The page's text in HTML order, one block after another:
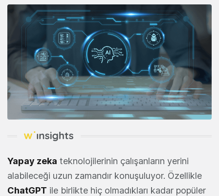
Yapay zeka teknolojilerinin çalışanların yerini
alabileceği uzun zamandır konuşuluyor. Özellikle
ChatGPT ile birlikte hiç olmadıkları kadar popüler